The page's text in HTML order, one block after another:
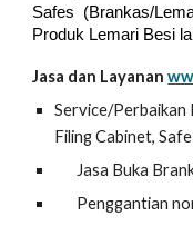
Safes (Brankas/
Produk Lemari Besi
Jasa dan Layanan
Service/Perbaikan
Filing Cabinet,
Jasa Buka
Penggantian